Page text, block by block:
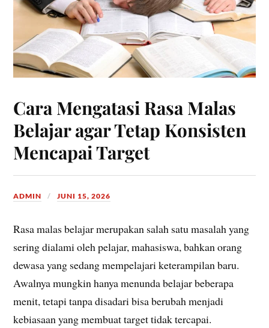
Cara Mengatasi Rasa Malas
Belajar agar Tetap Konsisten
Mencapai Target
ADMIN JUNI 15, 2026
Rasa malas belajar merupakan salah satu masalah yang
sering dialami oleh pelajar, mahasiswa, bahkan orang
dewasa yang sedang mempelajari keterampilan baru.
Awalnya mungkin hanya menunda belajar beberapa
menit, tetapi tanpa disadari bisa berubah menjadi
kebiasaan yang membuat target tidak tercapai.